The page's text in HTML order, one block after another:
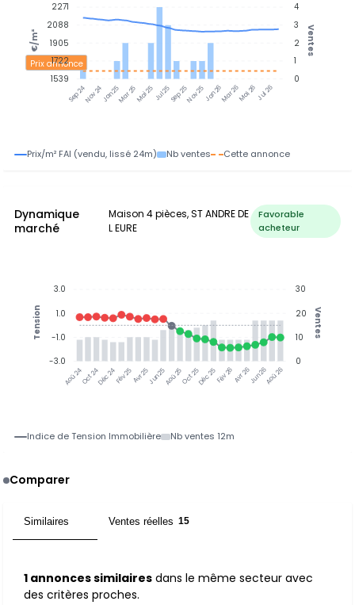
Sep 24Nov 24Jan 25Mar 25Mai 25Jul 25Sep 25Nov 25Jan 26Mar 26Mai 26Jul 26
Prix annonce
4
3
2
1
0
Ventes
2271
2088
1905
1722
1539
€/m²
Prix/m² FAI (vendu, lissé 24m) Nb ventes Cette annonce
Dynamique
marché
Maison 4 pièces, ST ANDRE DE
L EURE
Favorable
acheteur
Aoû 24Oct 24Déc 24Fév 25Avr 25Jun 25Aoû 25Oct 25Déc 25Fév 26Avr 26Jun 26Aoû 26
30
20
10
0
Ventes
3.0
1.0
-1.0
-3.0
Tension
Indice de Tension Immobilière Nb ventes 12m
Comparer
Similaires Ventes réelles 15
1 annonces similaires dans le même secteur avec
des critères proches.